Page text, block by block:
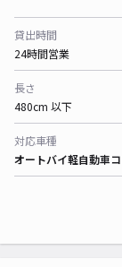
貸出時間
24時間営業
長さ
480cm 以下
対応車種
オートバイ軽自動車